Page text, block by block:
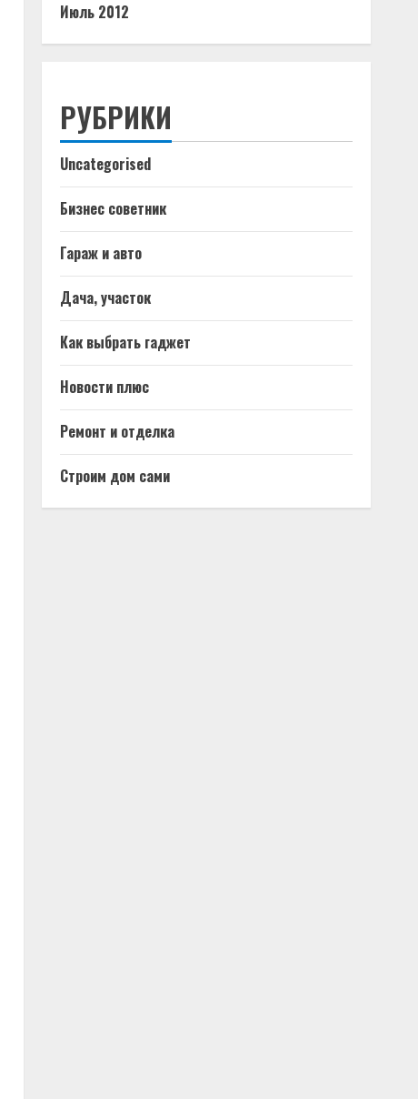
Июль 2012
РУБРИКИ
Uncategorised
Бизнес советник
Гараж и авто
Дача, участок
Как выбрать гаджет
Новости плюс
Ремонт и отделка
Строим дом сами